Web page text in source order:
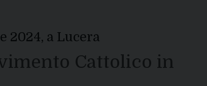
2024, a Lucera
Cattolico in